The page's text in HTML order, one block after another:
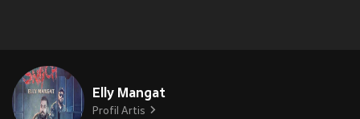
Elly Mangat
Profil Artis